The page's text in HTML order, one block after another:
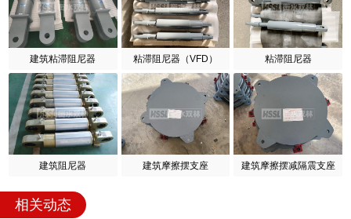
建筑粘滞阻尼器 粘滞阻尼器（VFD） 粘滞阻尼器
建筑阻尼器 建筑摩擦摆支座 建筑摩擦摆减隔震支座
相关动态